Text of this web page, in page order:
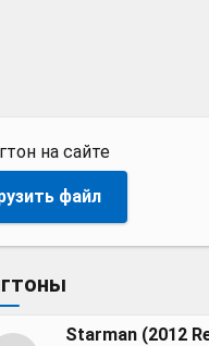
на сайте
файл
Starman (2012